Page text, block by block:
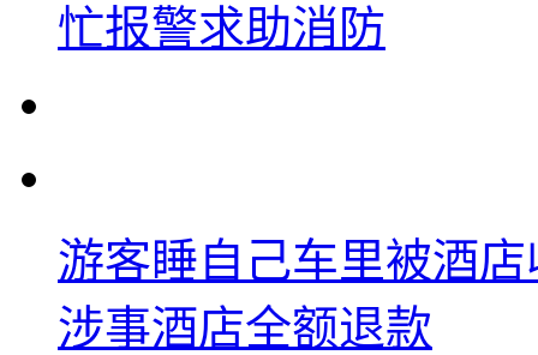
忙报警求助消防
游客睡自己车里被酒
涉事酒店全额退款